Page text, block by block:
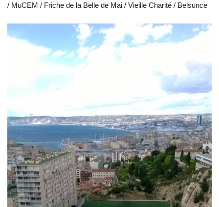
/ MuCEM / Friche de la Belle de Mai / Vieille Charité / Belsunce